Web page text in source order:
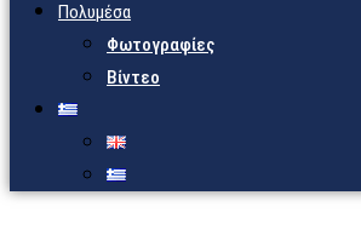
Πολυμέσα
Φωτογραφίες
Βίντεο